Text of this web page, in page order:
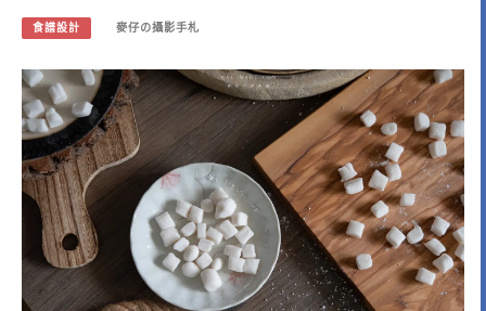
食譜設計 麥仔の攝影手札